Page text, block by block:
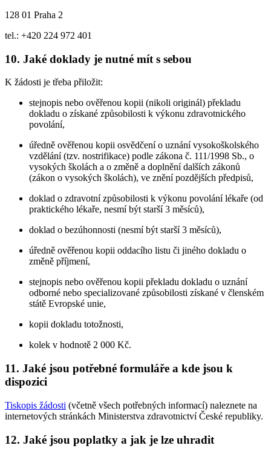
128 01 Praha 2
tel.: +420 224 972 401
10. Jaké doklady je nutné mít s sebou
K žádosti je třeba přiložit:
stejnopis nebo ověřenou kopii (nikoli originál) překladu
dokladu o získané způsobilosti k výkonu zdravotnického
povolání,
úředně ověřenou kopii osvědčení o uznání vysokoškolského
vzdělání (tzv. nostrifikace) podle zákona č. 111/1998 Sb., o
vysokých školách a o změně a doplnění dalších zákonů
(zákon o vysokých školách), ve znění pozdějších předpisů,
doklad o zdravotní způsobilosti k výkonu povolání lékaře (od
praktického lékaře, nesmí být starší 3 měsíců),
doklad o bezúhonnosti (nesmí být starší 3 měsíců),
úředně ověřenou kopii oddacího listu či jiného dokladu o
změně příjmení,
stejnopis nebo ověřenou kopii překladu dokladu o uznání
odborné nebo specializované způsobilosti získané v členském
státě Evropské unie,
kopii dokladu totožnosti,
kolek v hodnotě 2 000 Kč.
11. Jaké jsou potřebné formuláře a kde jsou k
dispozici
Tiskopis žádosti (včetně všech potřebných informací) naleznete na
internetových stránkách Ministerstva zdravotnictví České republiky.
12. Jaké jsou poplatky a jak je lze uhradit